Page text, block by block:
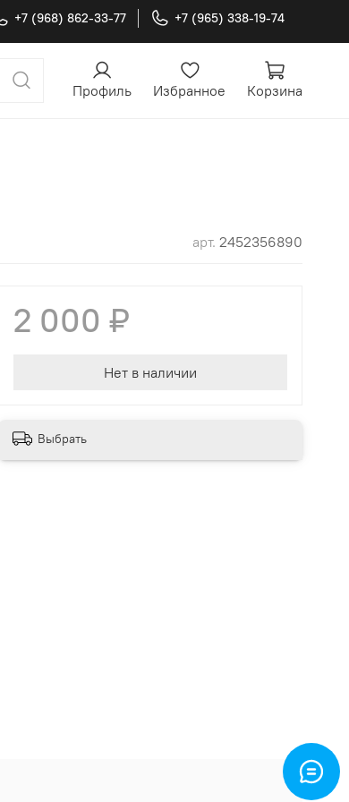
+7 (968) 862-33-77 +7 (965) 338-19-74
Профиль Избранное Корзина
арт. 2452356890
2 000 ₽
Нет в наличии
Выбрать